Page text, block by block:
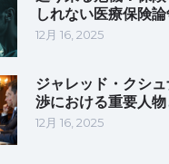
しれない医療保険
12月 16, 2025
ジャレッド・クシ
渉における重要人
12月 16, 2025